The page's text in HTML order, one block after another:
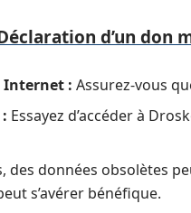
d’un don
Internet : Assurez-vous
Essayez d’accéder à
des données obsolètes
s’avérer bénéfique.